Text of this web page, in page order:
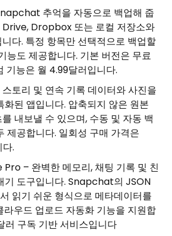
추억을 자동으로 백업해 줍
Dropbox 또는 로컬 저장소와
다. 특정 항목만 선택적으로 백업할
능도 제공합니다. 기본 버전은 무료
기능은 월 4.99달러입니다.
토리 및 연속 기록 데이터와 사진을
화된 앱입니다. 압축되지 않은 원본
내보낼 수 있으며, 수동 및 자동 백
제공합니다. 일회성 구매 가격은
.
– 완벽한 메모리, 채팅 기록 및 친
기 도구입니다. Snapchat의 JSON
읽기 쉬운 형식으로 메타데이터를
라우드 업로드 자동화 기능을 지원합
러 구독 기반 서비스입니다